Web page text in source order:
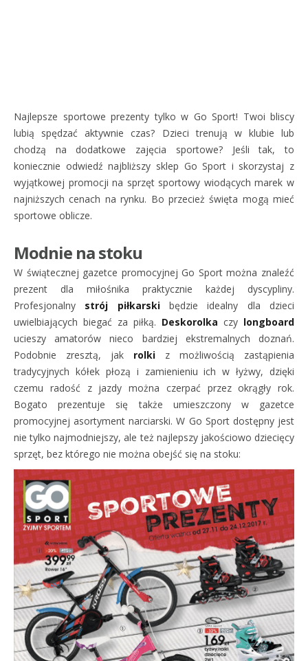
Najlepsze sportowe prezenty tylko w Go Sport! Twoi bliscy
lubią spędzać aktywnie czas? Dzieci trenują w klubie lub
chodzą na dodatkowe zajęcia sportowe? Jeśli tak, to
koniecznie odwiedź najbliższy sklep Go Sport i skorzystaj z
wyjątkowej promocji na sprzęt sportowy wiodących marek w
najniższych cenach na rynku. Bo przecież święta mogą mieć
sportowe oblicze.
Modnie na stoku
W świątecznej gazetce promocyjnej Go Sport można znaleźć
prezent dla miłośnika praktycznie każdej dyscypliny.
Profesjonalny strój piłkarskibędzie idealny dla dzieci
uwielbiających biegać za piłką. Deskorolka czy longboard
ucieszy amatorów nieco bardziej ekstremalnych doznań.
Podobnie zresztą, jak rolki z możliwością zastąpienia
tradycyjnych kółek płozą i zamienieniu ich w łyżwy, dzięki
czemu radość z jazdy można czerpać przez okrągły rok.
Bogato prezentuje się także umieszczony w gazetce
promocyjnej asortyment narciarski. W Go Sport dostępny jest
nie tylko najmodniejszy, ale też najlepszy jakościowo dziecięcy
sprzęt, bez którego nie można obejść się na stoku: